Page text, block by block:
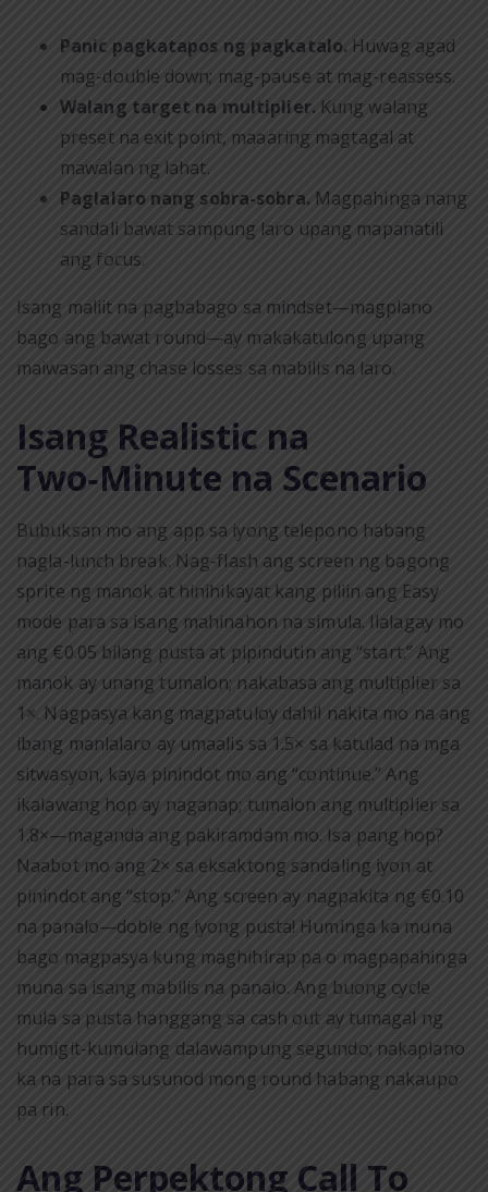
Panic pagkatapos ng pagkatalo. Huwag agad
mag-double down; mag-pause at mag-reassess.
Walang target na multiplier.Kung walang
preset na exit point, maaaring magtagal at
mawalan ng lahat.
Paglalaro nang sobra-sobra.Magpahinga nang
sandali bawat sampung laro upang mapanatili
ang focus.
Isang maliit na pagbabago sa mindset—magplano
bago ang bawat round—ay makakatulong upang
maiwasan ang chase losses sa mabilis na laro.
Isang Realistic na
Two‑Minute na Scenario
Bubuksan mo ang app sa iyong telepono habang
nagla-lunch break. Nag-flash ang screen ng bagong
sprite ng manok at hinihikayat kang piliin ang Easy
mode para sa isang mahinahon na simula. Ilalagay mo
ang €0.05 bilang pusta at pipindutin ang “start.” Ang
manok ay unang tumalon; nakabasa ang multiplier sa
1×. Nagpasya kang magpatuloy dahil nakita mo na ang
ibang manlalaro ay umaalis sa 1.5× sa katulad na mga
sitwasyon, kaya pinindot mo ang “continue.” Ang
ikalawang hop ay naganap; tumalon ang multiplier sa
1.8×—maganda ang pakiramdam mo. Isa pang hop?
Naabot mo ang 2× sa eksaktong sandaling iyon at
pinindot ang “stop.” Ang screen ay nagpakita ng €0.10
na panalo—doble ng iyong pusta! Huminga ka muna
bago magpasya kung maghihirap pa o magpapahinga
muna sa isang mabilis na panalo. Ang buong cycle
mula sa pusta hanggang sa cash out ay tumagal ng
humigit-kumulang dalawampung segundo; nakaplano
ka na para sa susunod mong round habang nakaupo
pa rin.
Ang Perpektong Call To